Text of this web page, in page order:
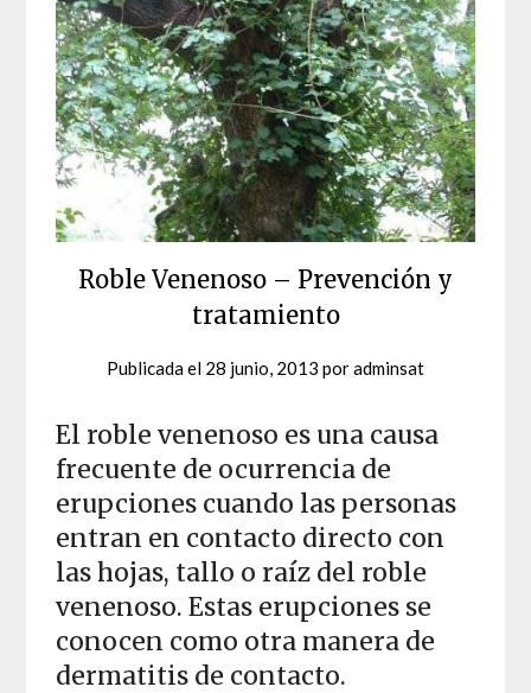
Roble Venenoso – Prevención y
tratamiento
Publicada el 28 junio, 2013 poradminsat
El roble venenoso es una causa
frecuente de ocurrencia de
erupciones cuando las personas
entran en contacto directo con
las hojas, tallo o raíz del roble
venenoso. Estas erupciones se
conocen como otra manera de
dermatitis de contacto.